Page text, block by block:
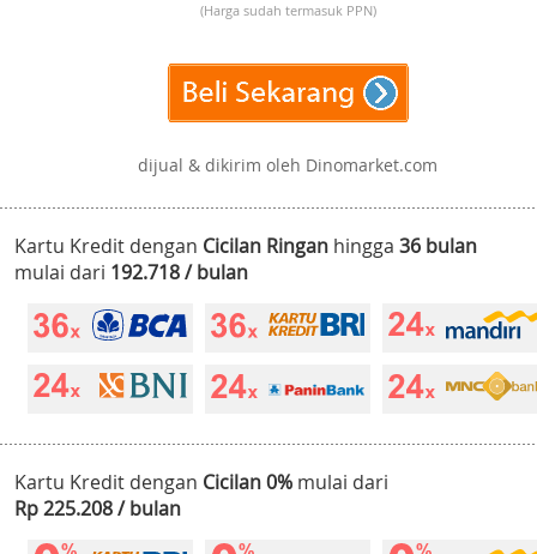
(Harga sudah termasuk PPN)
dijual & dikirim oleh Dinomarket.com
Kartu Kredit dengan Cicilan Ringan hingga 36 bulan
mulai dari 192.718 / bulan
Kartu Kredit dengan Cicilan 0% mulai dari
Rp 225.208 / bulan